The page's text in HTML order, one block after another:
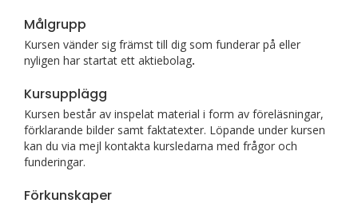
Målgrupp
Kursen vänder sig främst till dig som funderar på eller
nyligen har startat ett aktiebolag.
Kursupplägg
Kursen består av inspelat material i form av föreläsningar,
förklarande bilder samt faktatexter. Löpande under kursen
kan du via mejl kontakta kursledarna med frågor och
funderingar.
Förkunskaper